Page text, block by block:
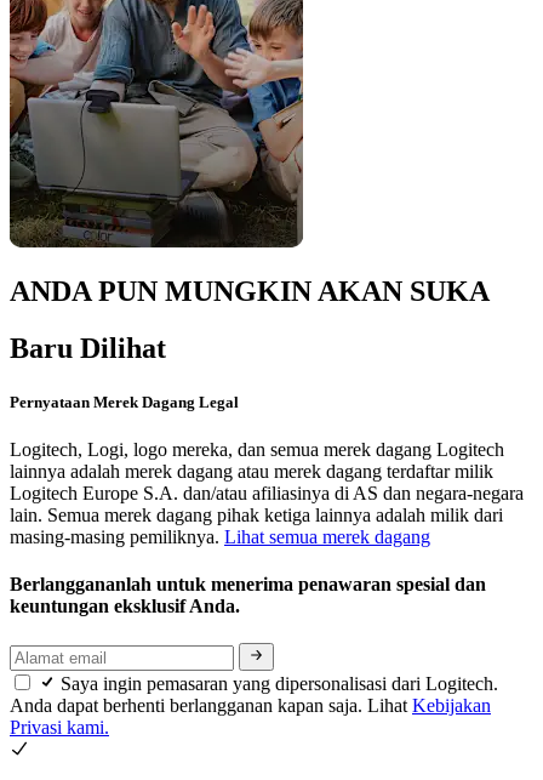
ANDA PUN MUNGKIN AKAN SUKA
Baru Dilihat
Pernyataan Merek Dagang Legal
Logitech, Logi, logo mereka, dan semua merek dagang Logitech
lainnya adalah merek dagang atau merek dagang terdaftar milik
Logitech Europe S.A. dan/atau afiliasinya di AS dan negara-negara
lain. Semua merek dagang pihak ketiga lainnya adalah milik dari
masing-masing pemiliknya. Lihat semua merek dagang
Berlanggananlah untuk menerima penawaran spesial dan
keuntungan eksklusif Anda.
Saya ingin pemasaran yang dipersonalisasi dari Logitech.
Anda dapat berhenti berlangganan kapan saja. Lihat Kebijakan
Privasi kami.